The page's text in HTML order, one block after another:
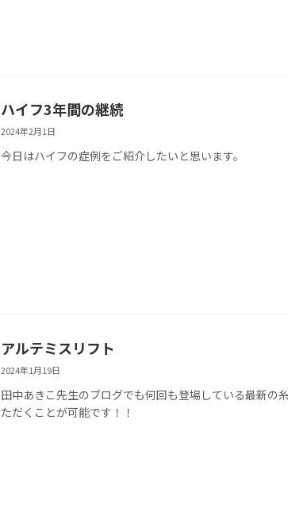
ハイフ3年間の継続
2024年2月1日
今日はハイフの症例をご紹介したいと思います。
アルテミスリフト
2024年1月19日
田中あきこ先生のブログでも何回も登場している最新の
ただくことが可能です！！